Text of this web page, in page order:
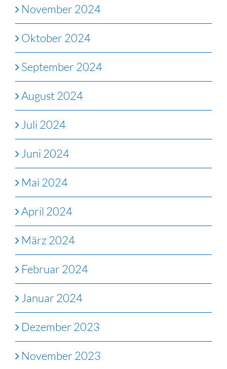
November 2024
Oktober 2024
September 2024
August 2024
Juli 2024
Juni 2024
Mai 2024
April 2024
März 2024
Februar 2024
Januar 2024
Dezember 2023
November 2023